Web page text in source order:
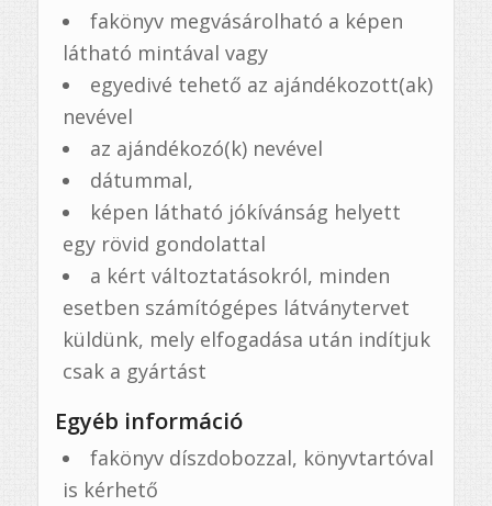
fakönyv megvásárolható a képen
látható mintával vagy
egyedivé tehető az ajándékozott(ak)
nevével
az ajándékozó(k) nevével
dátummal,
képen látható jókívánság helyett
egy rövid gondolattal
a kért változtatásokról, minden
esetben számítógépes látványtervet
küldünk, mely elfogadása után indítjuk
csak a gyártást
Egyéb információ
fakönyv díszdobozzal, könyvtartóval
is kérhető